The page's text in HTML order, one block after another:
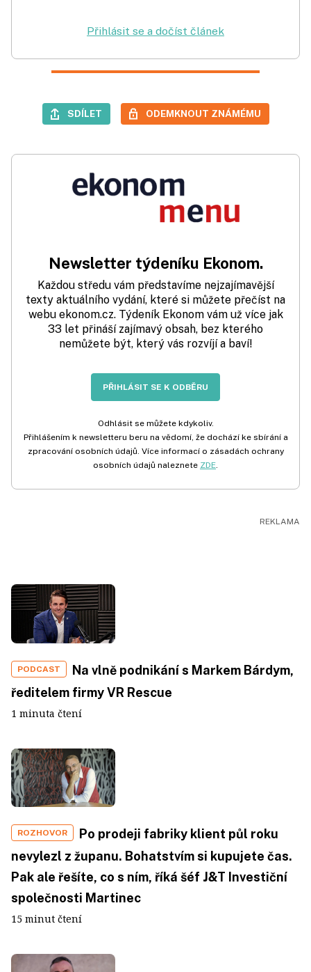
Přihlásit se a dočíst článek
SDÍLET ODEMKNOUT ZNÁMÉMU
Newsletter týdeníku Ekonom.
Každou středu vám představíme nejzajímavější
texty aktuálního vydání, které si můžete přečíst na
webu ekonom.cz. Týdeník Ekonom vám už více jak
33 let přináší zajímavý obsah, bez kterého
nemůžete být, který vás rozvíjí a baví!
PŘIHLÁSIT SE K ODBĚRU
Odhlásit se můžete kdykoliv.
Přihlášením k newsletteru beru na vědomí, že dochází ke sbírání a
zpracování osobních údajů. Více informací o zásadách ochrany
osobních údajů naleznete ZDE.
PODCAST
Na vlně podnikání s Markem Bárdym,
ředitelem firmy VR Rescue
1 minuta čtení
ROZHOVOR
Po prodeji fabriky klient půl roku
nevylezl z županu. Bohatstvím si kupujete čas.
Pak ale řešíte, co s ním, říká šéf J&T Investiční
společnosti Martinec
15 minut čtení